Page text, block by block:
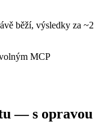
běží, výsledky za ~2
MCP
— s opravou